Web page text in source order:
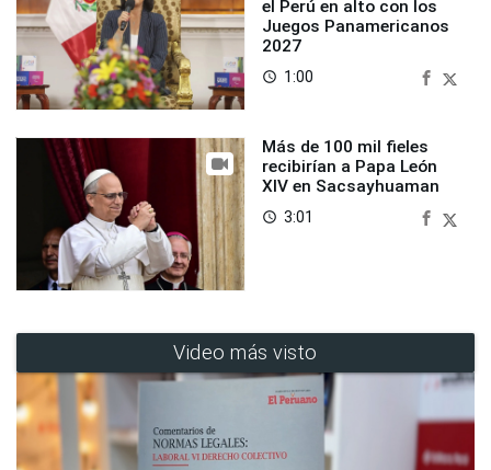
el Perú en alto con los
Juegos Panamericanos
2027
access_time 1:00
Más de 100 mil fieles
recibirían a Papa León
XIV en Sacsayhuaman
access_time 3:01
Video más visto